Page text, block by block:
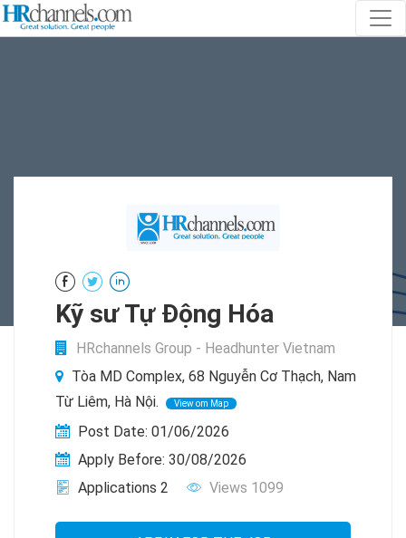
Kỹ sư Tự Động Hóa
HRchannels Group - Headhunter Vietnam
Tòa MD Complex, 68 Nguyễn Cơ Thạch, Nam
Từ Liêm, Hà Nội.
View om Map
Post Date: 01/06/2026
Apply Before: 30/08/2026
Applications 2
Views 1099